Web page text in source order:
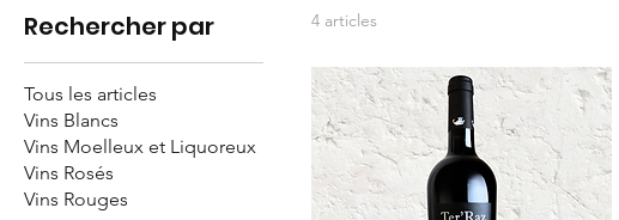
Rechercher par
Tous les articles
Vins Blancs
Vins Moelleux et Liquoreux
Vins Rosés
Vins Rouges
4 articles